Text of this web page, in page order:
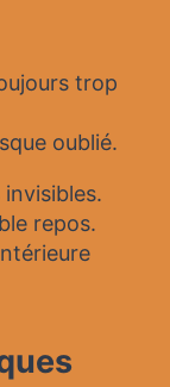
trop
oublié.
repos.